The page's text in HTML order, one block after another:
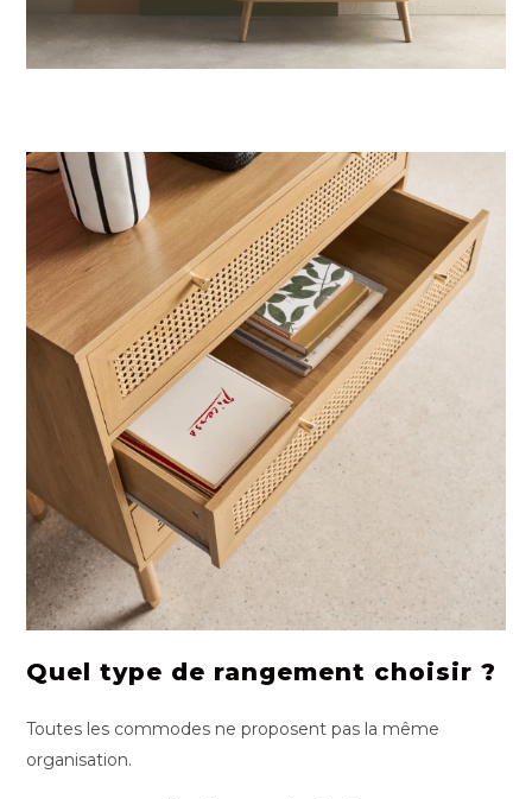
Quel type de rangement choisir ?
Toutes les commodes ne proposent pas la même
organisation.